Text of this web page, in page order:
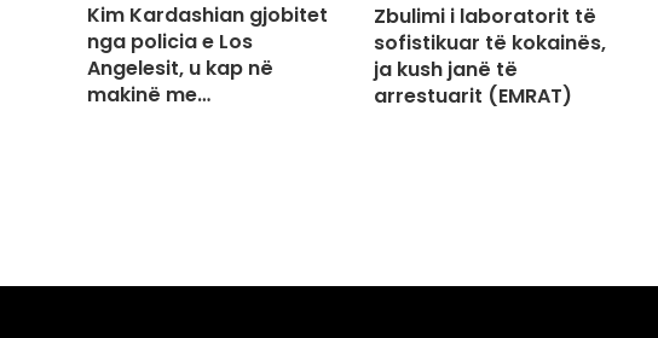
Kim Kardashian gjobitet
nga policia e Los
Angelesit, u kap në
makinë me…
Zbulimi i laboratorit të
sofistikuar të kokainës,
ja kush janë të
arrestuarit (EMRAT)